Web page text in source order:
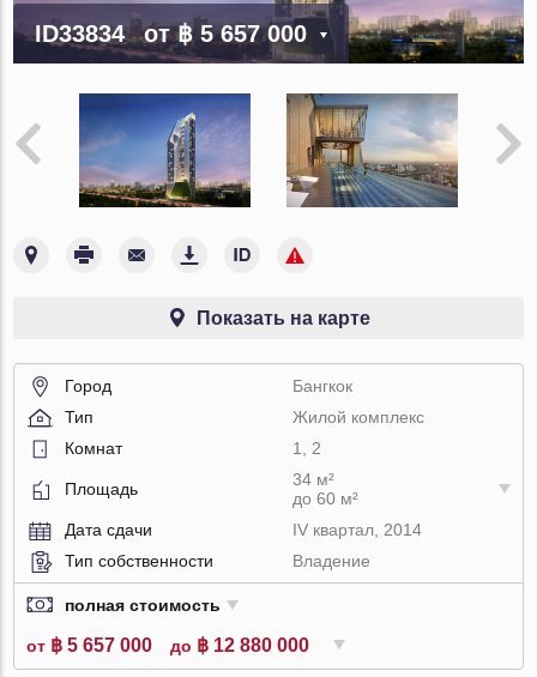
ID33834 от฿ 5 657 000
Показать на карте
Город
Бангкок
Тип
Жилой комплекс
Комнат
1, 2
Площадь
34 м²
до 60 м²
Дата сдачи
IV квартал, 2014
Тип собственности
Владение
полная стоимость
от ฿ 5 657 000 до ฿ 12 880 000